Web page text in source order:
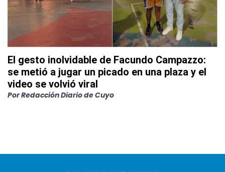
El gesto inolvidable de Facundo Campazzo:
se metió a jugar un picado en una plaza y el
video se volvió viral
PorRedacción Diario de Cuyo